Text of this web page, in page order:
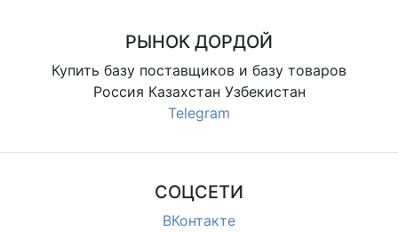
РЫНОК ДОРДОЙ
Купить базу поставщиков и базу товаров
Россия Казахстан Узбекистан
Telegram
СОЦСЕТИ
ВКонтакте